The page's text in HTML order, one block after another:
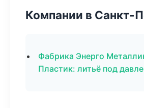
Компании в Санкт-
Фабрика Энерго
Пластик: литьё под